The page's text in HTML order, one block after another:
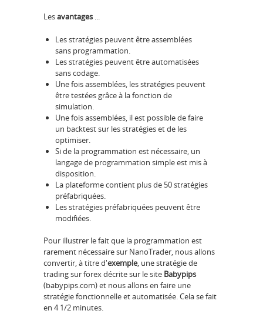
Lesavantages ...
Les stratégies peuvent être assemblées
sans programmation.
Les stratégies peuvent être automatisées
sans codage.
Une fois assemblées, les stratégies peuvent
être testées grâce à la fonction de
simulation.
Une fois assemblées, il est possible de faire
un backtest sur les stratégies et de les
optimiser.
Si de la programmation est nécessaire, un
langage de programmation simple est mis à
disposition.
La plateforme contient plus de 50 stratégies
préfabriquées.
Les stratégies préfabriquées peuvent être
modifiées.
Pour illustrer le fait que la programmation est
rarement nécessaire sur NanoTrader, nous allons
convertir, à titre d'exemple, une stratégie de
trading sur forex décrite sur le site Babypips
(babypips.com) et nous allons en faire une
stratégie fonctionnelle et automatisée. Cela se fait
en 4 1/2 minutes.